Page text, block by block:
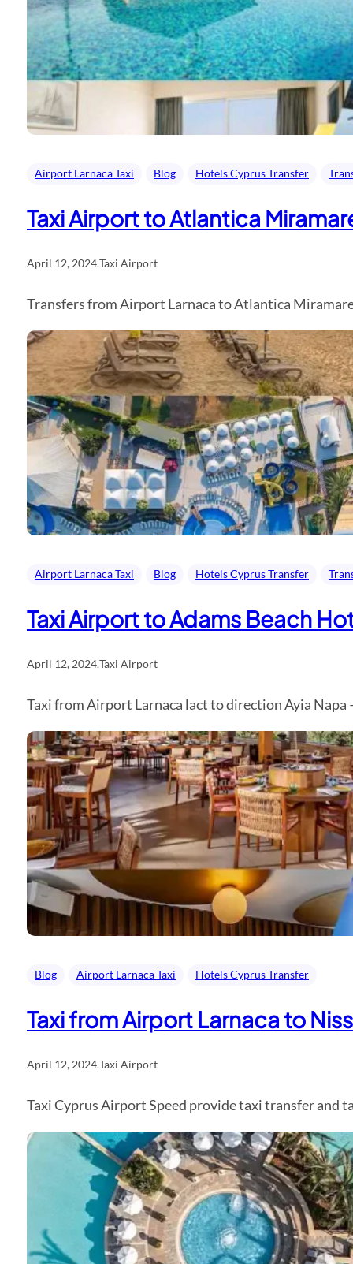
Airport Larnaca Taxi Blog Hotels Cyprus Transfer
Taxi Airport to Atlantica
April 12, 2024.Taxi Airport
Transfers from Airport Larnaca to Atlantica
Airport Larnaca Taxi Blog Hotels Cyprus Transfer
Taxi Airport to Adams Beach
April 12, 2024.Taxi Airport
Taxi from Airport Larnaca lact to direction Ayia Napa
Blog Airport Larnaca Taxi Hotels Cyprus Transfer
Taxi from Airport Larnaca to
April 12, 2024.Taxi Airport
Taxi Cyprus Airport Speed provide taxi transfer and